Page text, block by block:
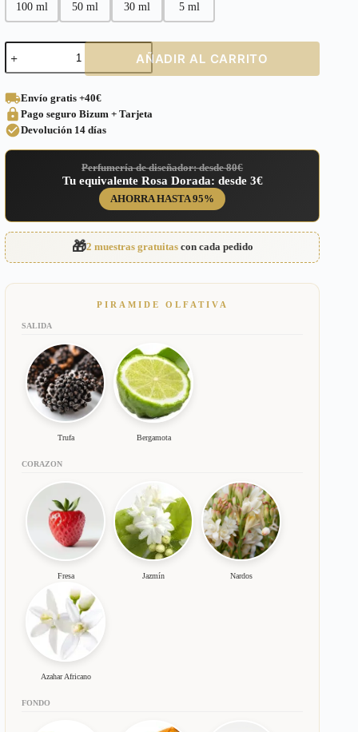
100 ml 50 ml 30 ml 5 ml
Perfume
equivalente
a
de
Valentino
para
–
AÑADIR AL CARRITO
Envío gratis +40€
Pago seguro Bizum + Tarjeta
Devolución 14 días
Perfumería de diseñador: desde 80€
Tu equivalente Rosa Dorada: desde 3€
AHORRA HASTA 95%
🎁2 muestras gratuitascon cada pedido
PIRAMIDE OLFATIVA
SALIDA
Trufa Bergamota
CORAZON
Fresa Jazmín Nardos
Azahar Africano
FONDO